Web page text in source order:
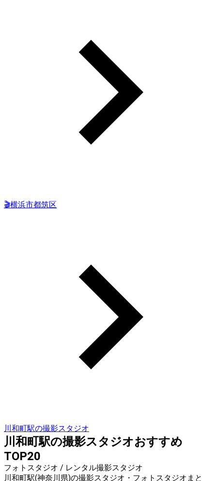
🎬横浜市都筑区
川和町駅の撮影スタジオ
川和町駅の撮影スタジオおすすめ
TOP20
フォトスタジオ / レンタル撮影スタジオ
川和町駅(神奈川県)の撮影スタジオ・フォトスタジオまと